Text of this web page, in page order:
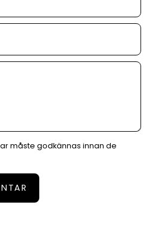
måste godkännas innan de